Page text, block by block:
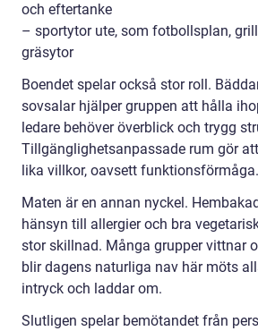
och eftertanke
– sportytor ute, som fotbollsplan,
gräsytor
Boendet spelar också stor roll.
sovsalar hjälper gruppen att hålla
ledare behöver överblick och trygg
Tillgänglighetsanpassade rum gör
lika villkor, oavsett funktionsförmåga.
Maten är en annan nyckel.
hänsyn till allergier och bra
stor skillnad. Många grupper vittnar
blir dagens naturliga nav här möts
intryck och laddar om.
Slutligen spelar bemötandet från